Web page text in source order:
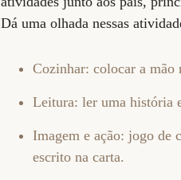
Dá uma olhada nessas
Cozinhar: colocar a mão
Leitura: ler uma história
Imagem e ação: jogo de
escrito na carta.